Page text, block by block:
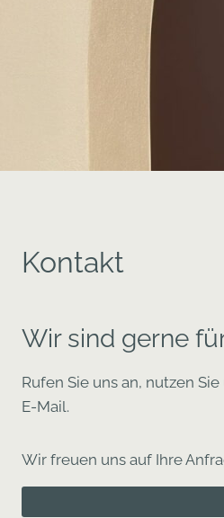
Kontakt
Wir sind gerne
Rufen Sie uns an, nutzen
E-Mail.
Wir freuen uns auf Ihre